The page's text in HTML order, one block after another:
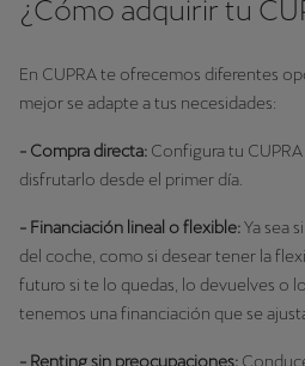
¿Cómo adquirir tu
En CUPRA te ofrecemos diferentes
mejor se adapte a tus necesidades:
- Compra directa: Configura tu
disfrutarlo desde el primer día.
- Financiación lineal o flexible:Ya sea
del coche, como si desear tener la
futuro si te lo quedas, lo devuelves o
tenemos una financiación que se
- Renting sin preocupaciones: